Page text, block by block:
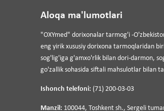
Aloqa ma'lumotlari
"OXYmed" dorixonalar tarmog'i -
eng yirik xususiy dorixona tarmoqlaridan
sog'lig'iga g'amxo'rlik bilan dori-darmon,
go'zallik sohasida siftali mahsulotlar bilan
Ishonch telefoni: (71) 200-03-03
Manzil: 100044, Toshkent sh., Sergeli